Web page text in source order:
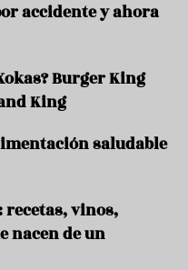
accidente y ahora
Burger King
King
saludable
recetas, vinos,
nacen de un